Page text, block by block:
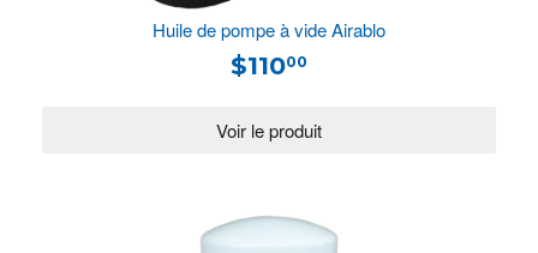
Huile de pompe à vide Airablo
$11000